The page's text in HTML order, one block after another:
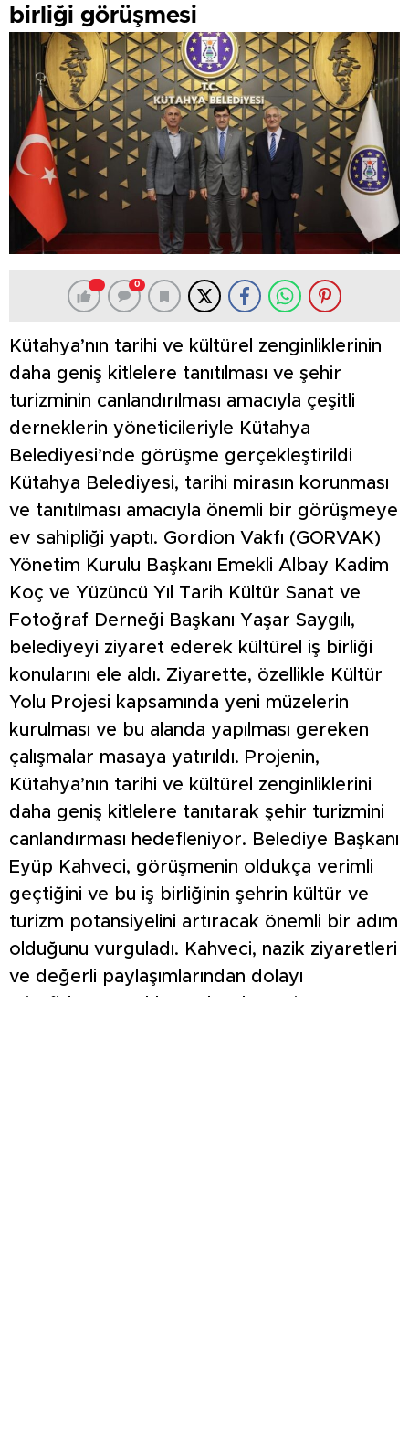
birliği görüşmesi
0
Kütahya’nın tarihi ve kültürel zenginliklerinin
daha geniş kitlelere tanıtılması ve şehir
turizminin canlandırılması amacıyla çeşitli
derneklerin yöneticileriyle Kütahya
Belediyesi’nde görüşme gerçekleştirildi
Kütahya Belediyesi, tarihi mirasın korunması
ve tanıtılması amacıyla önemli bir görüşmeye
ev sahipliği yaptı. Gordion Vakfı (GORVAK)
Yönetim Kurulu Başkanı Emekli Albay Kadim
Koç ve Yüzüncü Yıl Tarih Kültür Sanat ve
Fotoğraf Derneği Başkanı Yaşar Saygılı,
belediyeyi ziyaret ederek kültürel iş birliği
konularını ele aldı. Ziyarette, özellikle Kültür
Yolu Projesi kapsamında yeni müzelerin
kurulması ve bu alanda yapılması gereken
çalışmalar masaya yatırıldı. Projenin,
Kütahya’nın tarihi ve kültürel zenginliklerini
daha geniş kitlelere tanıtarak şehir turizmini
canlandırması hedefleniyor. Belediye Başkanı
Eyüp Kahveci, görüşmenin oldukça verimli
geçtiğini ve bu iş birliğinin şehrin kültür ve
turizm potansiyelini artıracak önemli bir adım
olduğunu vurguladı. Kahveci, nazik ziyaretleri
ve değerli paylaşımlarından dolayı